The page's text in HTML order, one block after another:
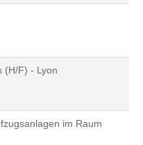
(H/F) - Lyon
im Raum